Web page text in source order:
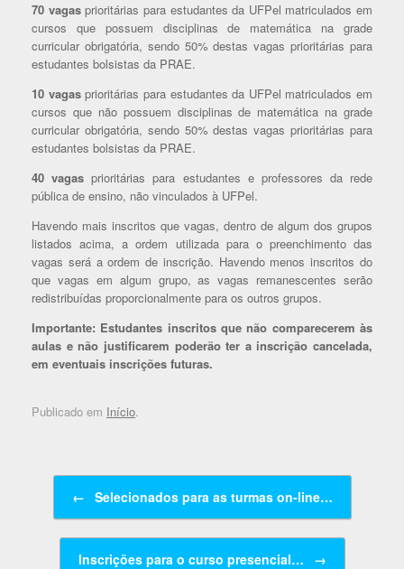
70 vagasprioritárias para estudantes da UFPel matriculados em
cursos que possuem disciplinas de matemática na grade
curricular obrigatória, sendo 50% destas vagas prioritárias para
estudantes bolsistas da PRAE.
10 vagasprioritárias para estudantes da UFPel matriculados em
cursos que não possuem disciplinas de matemática na grade
curricular obrigatória, sendo 50% destas vagas prioritárias para
estudantes bolsistas da PRAE.
40 vagas prioritárias para estudantes e professores da rede
pública de ensino, não vinculados à UFPel.
Havendo mais inscritos que vagas, dentro de algum dos grupos
listados acima, a ordem utilizada para o preenchimento das
vagas será a ordem de inscrição. Havendo menos inscritos do
que vagas em algum grupo, as vagas remanescentes serão
redistribuídas proporcionalmente para os outros grupos.
Importante: Estudantes inscritos que não comparecerem às
aulas e não justificarem poderão ter a inscrição cancelada,
em eventuais inscrições futuras.
Publicado em Início.
Navegação de posts
← Selecionados para as turmas on-line…
Inscrições para o curso presencial… →